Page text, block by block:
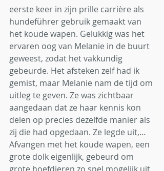
eerste keer in zijn prille carrière als
hundeführer gebruik gemaakt van
het koude wapen. Gelukkig was het
ervaren oog van Melanie in de buurt
geweest, zodat het vakkundig
gebeurde. Het afsteken zelf had ik
gemist, maar Melanie nam de tijd om
uitleg te geven. Ze was zichtbaar
aangedaan dat ze haar kennis kon
delen op precies dezelfde manier als
zij die had opgedaan. Ze legde uit,…
Afvangen met het koude wapen, een
grote dolk eigenlijk, gebeurd om